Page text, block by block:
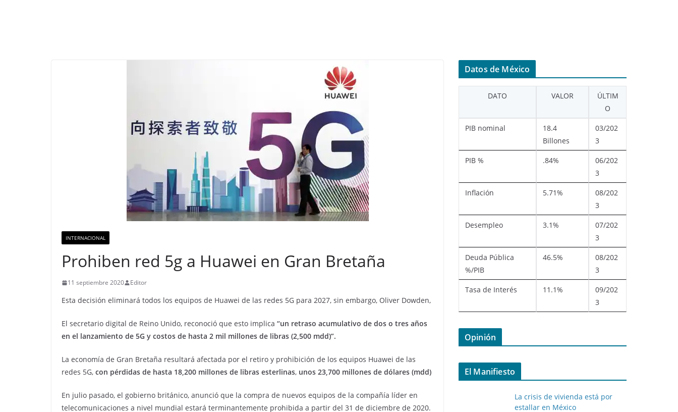
INTERNACIONAL
Prohiben red 5g a Huawei en Gran Bretaña
11 septiembre 2020 Editor
Esta decisión eliminará todos los equipos de Huawei de las redes 5G para 2027, sin embargo, Oliver Dowden,
El secretario digital de Reino Unido, reconoció que esto implica “un retraso acumulativo de dos o tres años
en el lanzamiento de 5G y costos de hasta 2 mil millones de libras (2,500 mdd)”.
La economía de Gran Bretaña resultará afectada por el retiro y prohibición de los equipos Huawei de las
redes 5G, con pérdidas de hasta 18,200 millones de libras esterlinas, unos 23,700 millones de dólares (mdd)
En julio pasado, el gobierno británico, anunció que la compra de nuevos equipos de la compañía líder en
telecomunicaciones a nivel mundial estará terminantemente prohibida a partir del 31 de diciembre de 2020.
Datos de México
DATO VALOR
ÚLTIM
O
PIB nominal
18.4
Billones
03/202
3
PIB % .84%
06/202
3
Inflación 5.71%
08/202
3
Desempleo 3.1%
07/202
3
Deuda Pública
%/PIB
46.5%
08/202
3
Tasa de Interés 11.1%
09/202
3
Opinión
El Manifiesto
La crisis de vivienda está por
estallar en México